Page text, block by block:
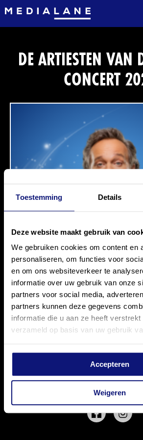
Toestemming Details
Deze website maakt gebruik van
We gebruiken cookies om content en
personaliseren, om functies voor
en om ons websiteverkeer te
informatie over uw gebruik van onze
partners voor social media,
partners kunnen deze gegevens
informatie die u aan ze heeft verstrekt
verzameld op basis van uw gebruik
Accepteren
Weigeren
DE ARTIESTEN VAN
CONCERT
CARLO BOSZHARD
VOLG MEDIALANE EN MIS